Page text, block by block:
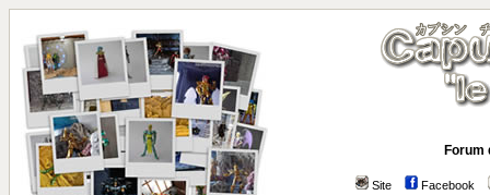
Forum
Site Facebook